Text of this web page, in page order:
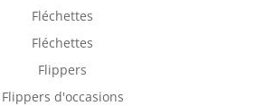
Fléchettes
Fléchettes
Flippers
Flippers d'occasions